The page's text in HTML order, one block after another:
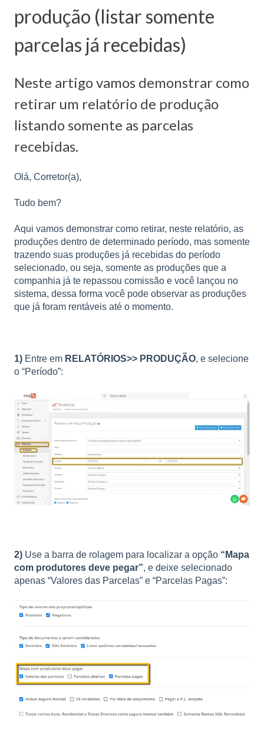
produção (listar somente
parcelas já recebidas)
Neste artigo vamos demonstrar como
retirar um relatório de produção
listando somente as parcelas
recebidas.
Olá, Corretor(a),
Tudo bem?
Aqui vamos demonstrar como retirar, neste relatório, as
produções dentro de determinado período, mas somente
trazendo suas produções já recebidas do período
selecionado, ou seja, somente as produções que a
companhia já te repassou comissão e você lançou no
sistema, dessa forma você pode observar as produções
que já foram rentáveis até o momento.
1) Entre em RELATÓRIOS>> PRODUÇÃO, e selecione
o “Período”:
2) Use a barra de rolagem para localizar a opção “Mapa
com produtores deve pegar”, e deixe selecionado
apenas “Valores das Parcelas” e “Parcelas Pagas”: